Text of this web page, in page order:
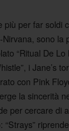
per far soldi
sono la
“Ritual De Lo
i Jane’s
con Pink
la sincerità
per cercare di